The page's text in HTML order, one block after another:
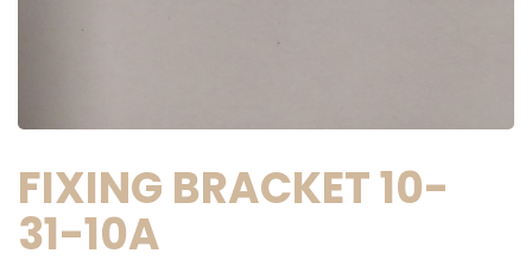
FIXING BRACKET 10-
31-10A